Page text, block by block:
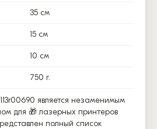
35 см
15 см
10 см
750 г.
является незаменимым
для 🎁 лазерных принтеров
полный список